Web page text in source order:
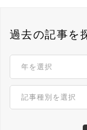
過去の記事を